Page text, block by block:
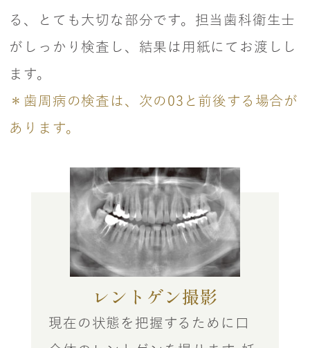
る、とても大切な部分です。担当歯科衛生士
がしっかり検査し、結果は用紙にてお渡しし
ます。
＊歯周病の検査は、次の03と前後する場合が
あります。
レントゲン撮影
現在の状態を把握するために口